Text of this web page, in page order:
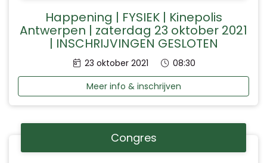
Happening | FYSIEK | Kinepolis
Antwerpen | zaterdag 23 oktober 2021
| INSCHRIJVINGEN GESLOTEN
Datum:
23 oktober 2021 Tijd:
08:30
Meer info & inschrijven
Congres